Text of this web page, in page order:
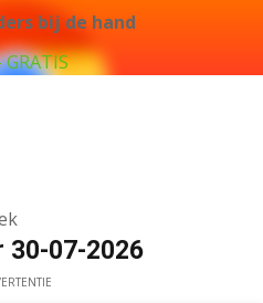
bij de hand
30-07-2026